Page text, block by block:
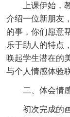
上课伊始，
介绍一位新朋友
的事，你们愿意
乐于助人的特点
唤起学生潜在的
与个人情感体验
二、体会情
初次完成的